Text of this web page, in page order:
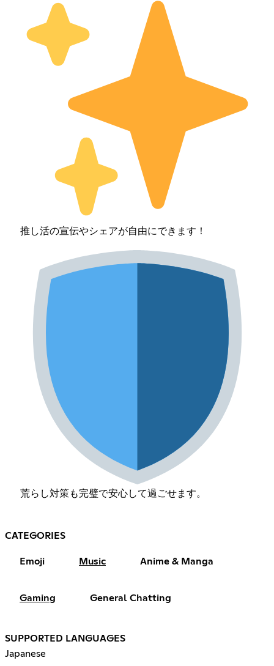
推し活の宣伝やシェアが自由にできます！
荒らし対策も完璧で安心して過ごせます。
CATEGORIES
Emoji Music Anime & Manga
Gaming General Chatting
SUPPORTED LANGUAGES
Japanese